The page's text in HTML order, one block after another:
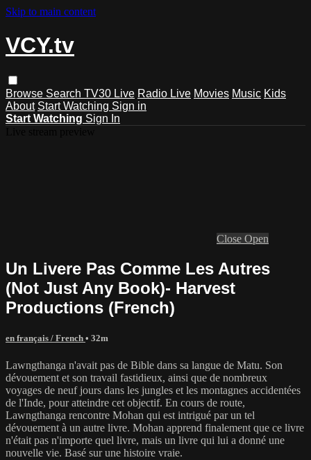
Skip to main content
VCY.tv
Browse Search TV30 Live Radio Live Movies Music Kids
About Start Watching Sign in
Start Watching Sign In
Close Open
Un Livere Pas Comme Les Autres
(Not Just Any Book)- Harvest
Productions (French)
en français / French • 32m
Lawngthanga n'avait pas de Bible dans sa langue de Matu. Son
dévouement et son travail fastidieux, ainsi que de nombreux
voyages de neuf jours dans les jungles et les montagnes accidentées
de l'Inde, pour atteindre cet objectif. En cours de route,
Lawngthanga rencontre Mohan qui est intrigué par un tel
dévouement à un autre livre. Mohan apprend finalement que ce livre
n'était pas n'importe quel livre, mais un livre qui lui a donné une
nouvelle vie. Basé sur une histoire vraie.